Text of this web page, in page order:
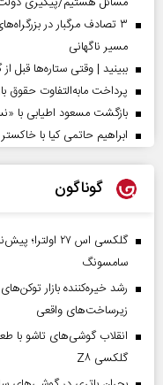
۳ تصادف مرگبار در
مسیر ناگهانی
ببینید | وقتی ستاره‌ها قبل
پرداخت مابه‌التفاوت حقوق
بازگشت مسعود اطیابی با
ابراهیم حاتمی کیا با
گوناگون
گلکسی اس ۲۷
سامسونگ
زیرساخت‌های واقعی
انقلاب گوشی‌های تاشو‌ با
گلکسی Z۸